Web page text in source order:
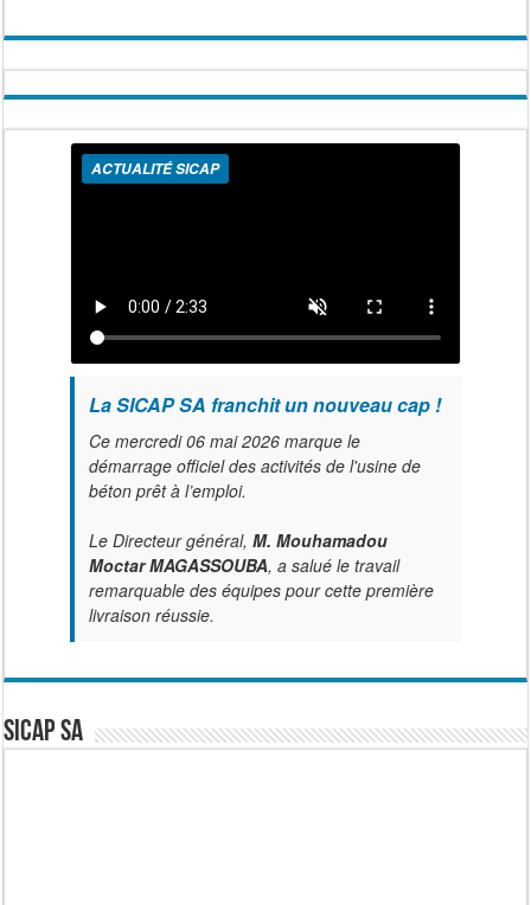
ACTUALITÉ SICAP
La SICAP SA franchit un nouveau cap !
Ce mercredi 06 mai 2026 marque le
démarrage officiel des activités de l'usine de
béton prêt à l’emploi.
Le Directeur général, M. Mouhamadou
Moctar MAGASSOUBA, a salué le travail
remarquable des équipes pour cette première
livraison réussie.
SICAP SA